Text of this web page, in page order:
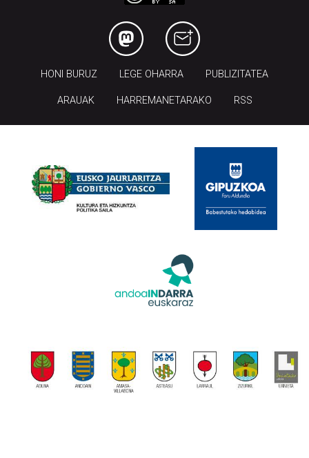
HONI BURUZ LEGE OHARRA PUBLIZITATEA
ARAUAK HARREMANETARAKO RSS